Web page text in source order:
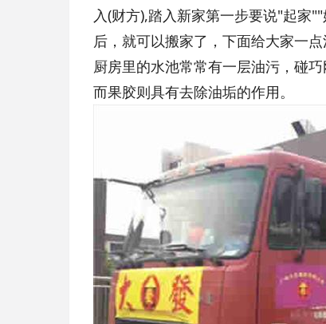
入(财方),踏入新家第一步要说"起家
后，就可以搬家了，下面给大家一
厨房里的水池常常有一层油污，碰
而果胶则具有去除油垢的作用。